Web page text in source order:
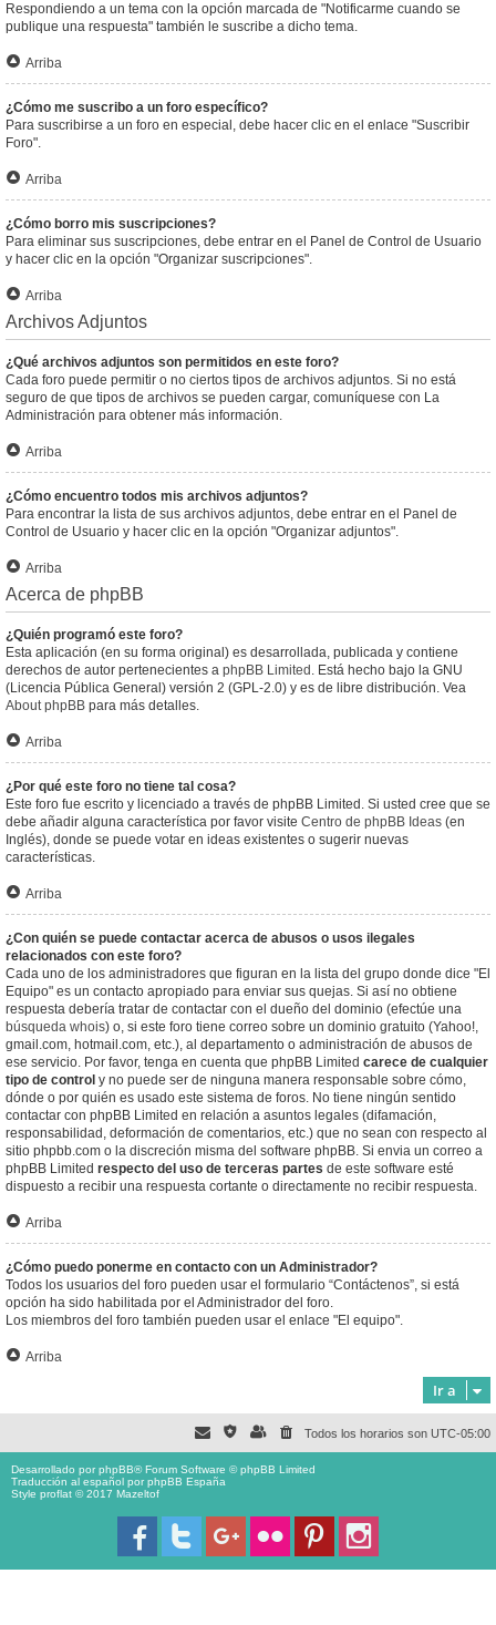
Respondiendo a un tema con la opción marcada de "Notificarme cuando se
publique una respuesta" también le suscribe a dicho tema.
Arriba
¿Cómo me suscribo a un foro específico?
Para suscribirse a un foro en especial, debe hacer clic en el enlace "Suscribir
Foro".
Arriba
¿Cómo borro mis suscripciones?
Para eliminar sus suscripciones, debe entrar en el Panel de Control de Usuario
y hacer clic en la opción "Organizar suscripciones".
Arriba
Archivos Adjuntos
¿Qué archivos adjuntos son permitidos en este foro?
Cada foro puede permitir o no ciertos tipos de archivos adjuntos. Si no está
seguro de que tipos de archivos se pueden cargar, comuníquese con La
Administración para obtener más información.
Arriba
¿Cómo encuentro todos mis archivos adjuntos?
Para encontrar la lista de sus archivos adjuntos, debe entrar en el Panel de
Control de Usuario y hacer clic en la opción "Organizar adjuntos".
Arriba
Acerca de phpBB
¿Quién programó este foro?
Esta aplicación (en su forma original) es desarrollada, publicada y contiene
derechos de autor pertenecientes a phpBB Limited . Está hecho bajo la GNU
(Licencia Pública General) versión 2 (GPL-2.0) y es de libre distribución. Vea
About phpBB para más detalles.
Arriba
¿Por qué este foro no tiene tal cosa?
Este foro fue escrito y licenciado a través de phpBB Limited. Si usted cree que se
debe añadir alguna característica por favor visite Centro de phpBB Ideas (en
Inglés), donde se puede votar en ideas existentes o sugerir nuevas
características.
Arriba
¿Con quién se puede contactar acerca de abusos o usos ilegales
relacionados con este foro?
Cada uno de los administradores que figuran en la lista del grupo donde dice "El
Equipo" es un contacto apropiado para enviar sus quejas. Si así no obtiene
respuesta debería tratar de contactar con el dueño del dominio (efectúe una
búsqueda whois) o, si este foro tiene correo sobre un dominio gratuito (Yahoo!,
gmail.com, hotmail.com, etc.), al departamento o administración de abusos de
ese servicio. Por favor, tenga en cuenta que phpBB Limited carece de cualquier
tipo de control y no puede ser de ninguna manera responsable sobre cómo,
dónde o por quién es usado este sistema de foros. No tiene ningún sentido
contactar con phpBB Limited en relación a asuntos legales (difamación,
responsabilidad, deformación de comentarios, etc.) que no sean con respecto al
sitio phpbb.com o la discreción misma del software phpBB. Si envia un correo a
phpBB Limited respecto del uso de terceras partes de este software esté
dispuesto a recibir una respuesta cortante o directamente no recibir respuesta.
Arriba
¿Cómo puedo ponerme en contacto con un Administrador?
Todos los usuarios del foro pueden usar el formulario “Contáctenos”, si está
opción ha sido habilitada por el Administrador del foro.
Los miembros del foro también pueden usar el enlace "El equipo".
Arriba
Ir a
Todos los horarios son UTC-05:00
Desarrollado porphpBB® Forum Software © phpBB Limited
Traducción al español porphpBB España
Style proflat © 2017 Mazeltof